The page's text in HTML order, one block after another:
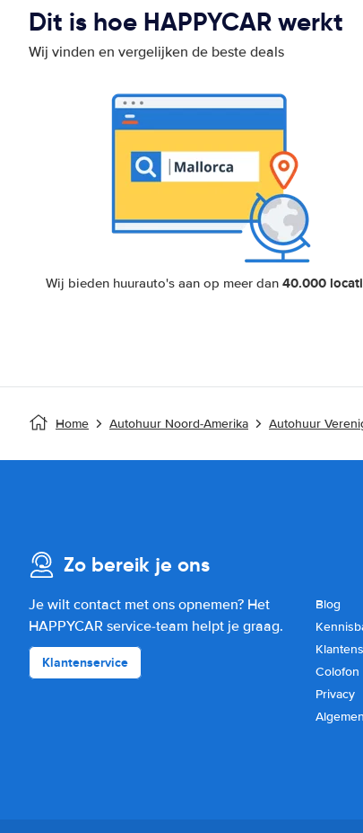
Dit is hoe HAPPYCAR werkt
Wij vinden en vergelijken de beste deals
Wij bieden huurauto's aan op meer dan 40.000
Home Autohuur Noord-Amerika Autohuur
Zo bereik je ons
Je wilt contact met ons opnemen? Het
HAPPYCAR service-team helpt je graag.
Klantenservice
Blog
Colofon
Privacy